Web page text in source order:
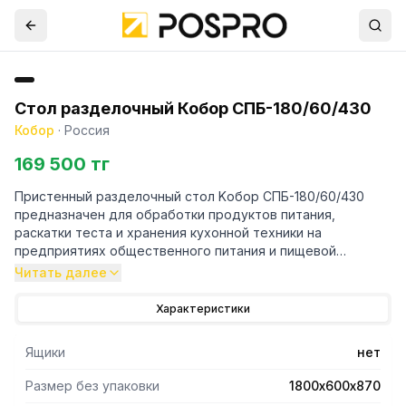
Стол разделочный Кобор СПБ-180/60/430
Кобор · Россия
169 500 тг
Пристенный разделочный стол Kобор СПБ-180/60/430
предназначен для обработки продуктов питания,
раскатки теста и хранения кухонной техники на
предприятиях общественного питания и пищевой
промышленности.
- Снизу сплошная полка.
ламинированной древесно-стружечной плитой толщиной
16 мм, что увеличивает прочность и исключает прогиб
столешницы.
Читать далее
Характеристики
Ящики нет
Размер без упаковки 1800х600х870